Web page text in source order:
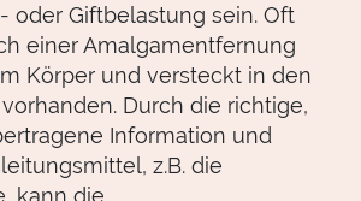
oder Giftbelastung sein. Oft
einer Amalgamentfernung
Körper und versteckt in den
Durch die richtige,
Information und
z.B. die
kann die